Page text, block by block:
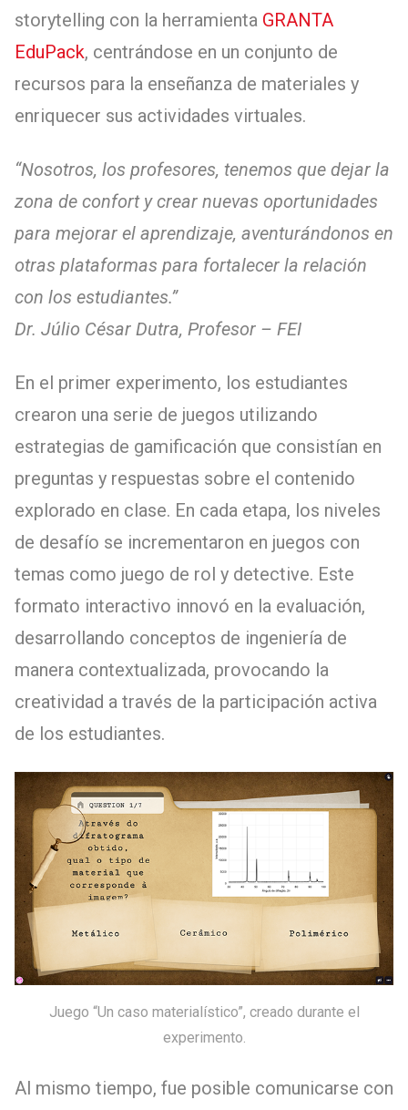
storytelling con la herramienta GRANTA
EduPack, centrándose en un conjunto de
recursos para la enseñanza de materiales y
enriquecer sus actividades virtuales.
“Nosotros, los profesores, tenemos que dejar la
zona de confort y crear nuevas oportunidades
para mejorar el aprendizaje, aventurándonos en
otras plataformas para fortalecer la relación
con los estudiantes.”
Dr. Júlio César Dutra, Profesor – FEI
En el primer experimento, los estudiantes
crearon una serie de juegos utilizando
estrategias de gamificación que consistían en
preguntas y respuestas sobre el contenido
explorado en clase. En cada etapa, los niveles
de desafío se incrementaron en juegos con
temas como juego de rol y detective. Este
formato interactivo innovó en la evaluación,
desarrollando conceptos de ingeniería de
manera contextualizada, provocando la
creatividad a través de la participación activa
de los estudiantes.
Juego “Un caso materialístico”, creado durante el
experimento.
Al mismo tiempo, fue posible comunicarse con